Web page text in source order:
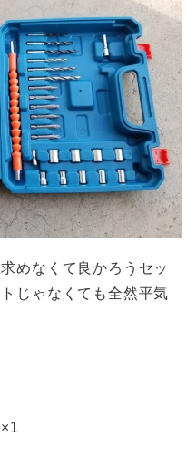
めなくて良かろうセッ
じゃなくても全然平気